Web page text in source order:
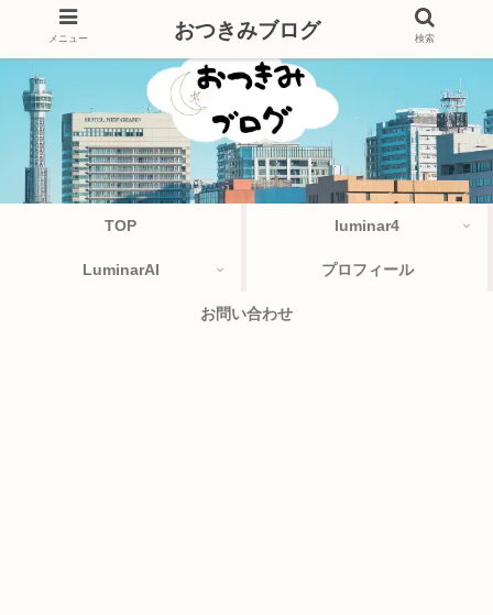
TOP luminar4
LuminarAI プロフィール
お問い合わせ
メニュー おつきみブログ 検索